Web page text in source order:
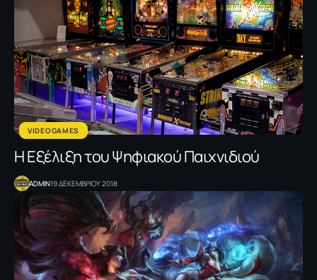
VIDEOGAMES
Η Εξέλιξη του Ψηφιακού Παιχνιδιού
ADMIN19 ΔΕΚΕΜΒΡΙΟΥ 2018